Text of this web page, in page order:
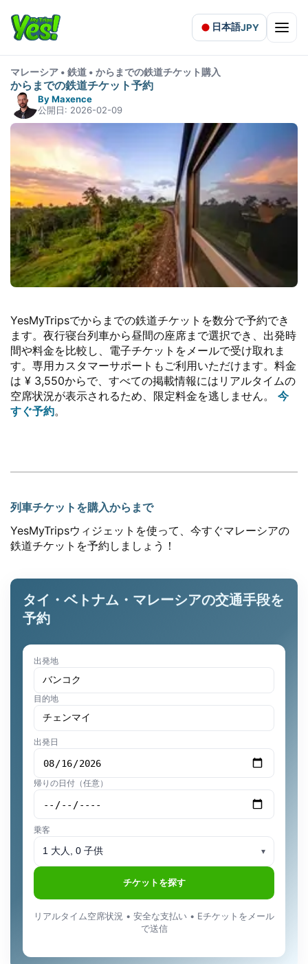
日本語JPY Open
マレーシア • 鉄道 • からまでの鉄道チケット購入
からまでの鉄道チケット予約
By Maxence
公開日: 2026-02-09
YesMyTripsでからまでの鉄道チケットを数分で予約でき
ます。夜行寝台列車から昼間の座席まで選択でき、出発時
間や料金を比較し、電子チケットをメールで受け取れま
す。専用カスタマーサポートもご利用いただけます。料金
は ¥ 3,550からで、すべての掲載情報にはリアルタイムの
空席状況が表示されるため、限定料金を逃しません。 今
すぐ予約。
列車チケットを購入からまで
YesMyTripsウィジェットを使って、今すぐマレーシアの
鉄道チケットを予約しましょう！
タイ・ベトナム・マレーシアの交通手段を
予約
出発地
目的地
出発日
帰りの日付（任意）
乗客
1 大人, 0 子供 ▾
チケットを探す
リアルタイム空席状況 • 安全な支払い • Eチケットをメール
で送信